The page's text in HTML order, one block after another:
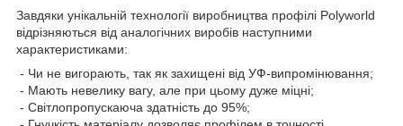
Завдяки унікальній технології виробництва профілі Polyworld
відрізняються від аналогічних виробів наступними
характеристиками:
- Чи не вигорають, так як захищені від УФ-випромінювання;
- Мають невелику вагу, але при цьому дуже міцні;
- Світлопропускаюча здатність до 95%;